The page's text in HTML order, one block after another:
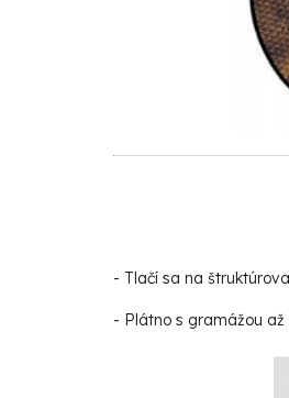
- Tlačí sa na
- Plátno s gramážou až